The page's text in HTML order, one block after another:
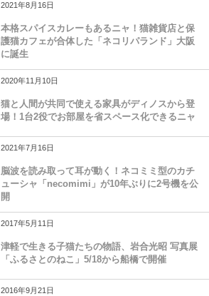
2021年8月16日
本格スパイスカレーもあるニャ！猫雑貨店と保
護猫カフェが合体した「ネコリパランド」大阪
に誕生
2020年11月10日
猫と人間が共同で使える家具がディノスから登
場！1台2役でお部屋を省スペース化できるニャ
2021年7月16日
脳波を読み取って耳が動く！ネコミミ型のカチ
ューシャ「necomimi」が10年ぶりに2号機を公
開
2017年5月11日
津軽で生きる子猫たちの物語、岩合光昭 写真展
「ふるさとのねこ」5/18から船橋で開催
2016年9月21日